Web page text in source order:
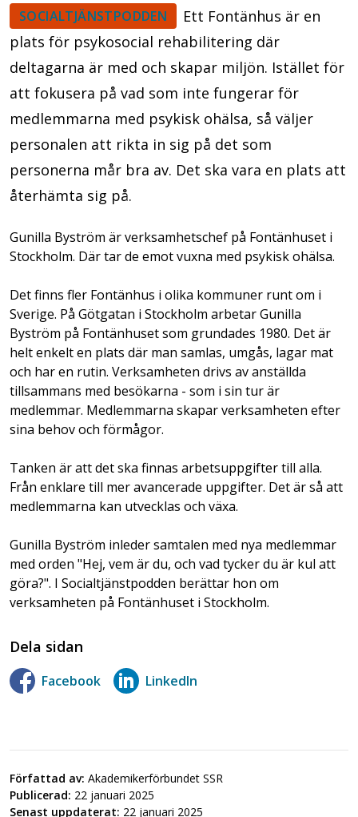
SOCIALTJÄNSTPODDEN
Ett Fontänhus är en
plats för psykosocial rehabilitering där
deltagarna är med och skapar miljön. Istället för
att fokusera på vad som inte fungerar för
medlemmarna med psykisk ohälsa, så väljer
personalen att rikta in sig på det som
personerna mår bra av. Det ska vara en plats att
återhämta sig på.
Gunilla Byström är verksamhetschef på Fontänhuset i
Stockholm. Där tar de emot vuxna med psykisk ohälsa.
Det finns fler Fontänhus i olika kommuner runt om i
Sverige. På Götgatan i Stockholm arbetar Gunilla
Byström på Fontänhuset som grundades 1980. Det är
helt enkelt en plats där man samlas, umgås, lagar mat
och har en rutin. Verksamheten drivs av anställda
tillsammans med besökarna - som i sin tur är
medlemmar. Medlemmarna skapar verksamheten efter
sina behov och förmågor.
Tanken är att det ska finnas arbetsuppgifter till alla.
Från enklare till mer avancerade uppgifter. Det är så att
medlemmarna kan utvecklas och växa.
Gunilla Byström inleder samtalen med nya medlemmar
med orden "Hej, vem är du, och vad tycker du är kul att
göra?". I Socialtjänstpodden berättar hon om
verksamheten på Fontänhuset i Stockholm.
Dela sidan
Facebook LinkedIn
Författad av: Akademikerförbundet SSR
Publicerad: 22 januari 2025
Senast uppdaterat: 22 januari 2025